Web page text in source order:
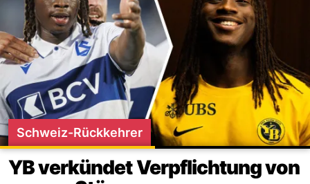
Schweiz-Rückkehrer
YB verkündet Verpflichtung von